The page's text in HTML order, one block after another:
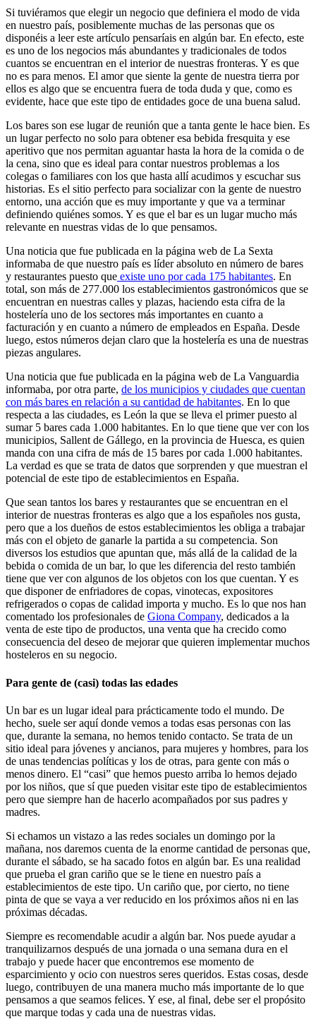
Si tuviéramos que elegir un negocio que definiera el modo de vida
en nuestro país, posiblemente muchas de las personas que os
disponéis a leer este artículo pensaríais en algún bar. En efecto, este
es uno de los negocios más abundantes y tradicionales de todos
cuantos se encuentran en el interior de nuestras fronteras. Y es que
no es para menos. El amor que siente la gente de nuestra tierra por
ellos es algo que se encuentra fuera de toda duda y que, como es
evidente, hace que este tipo de entidades goce de una buena salud.
Los bares son ese lugar de reunión que a tanta gente le hace bien. Es
un lugar perfecto no solo para obtener esa bebida fresquita y ese
aperitivo que nos permitan aguantar hasta la hora de la comida o de
la cena, sino que es ideal para contar nuestros problemas a los
colegas o familiares con los que hasta allí acudimos y escuchar sus
historias. Es el sitio perfecto para socializar con la gente de nuestro
entorno, una acción que es muy importante y que va a terminar
definiendo quiénes somos. Y es que el bar es un lugar mucho más
relevante en nuestras vidas de lo que pensamos.
Una noticia que fue publicada en la página web de La Sexta
informaba de que nuestro país es líder absoluto en número de bares
y restaurantes puesto que existe uno por cada 175 habitantes. En
total, son más de 277.000 los establecimientos gastronómicos que se
encuentran en nuestras calles y plazas, haciendo esta cifra de la
hostelería uno de los sectores más importantes en cuanto a
facturación y en cuanto a número de empleados en España. Desde
luego, estos números dejan claro que la hostelería es una de nuestras
piezas angulares.
Una noticia que fue publicada en la página web de La Vanguardia
informaba, por otra parte, de los municipios y ciudades que cuentan
con más bares en relación a su cantidad de habitantes. En lo que
respecta a las ciudades, es León la que se lleva el primer puesto al
sumar 5 bares cada 1.000 habitantes. En lo que tiene que ver con los
municipios, Sallent de Gállego, en la provincia de Huesca, es quien
manda con una cifra de más de 15 bares por cada 1.000 habitantes.
La verdad es que se trata de datos que sorprenden y que muestran el
potencial de este tipo de establecimientos en España.
Que sean tantos los bares y restaurantes que se encuentran en el
interior de nuestras fronteras es algo que a los españoles nos gusta,
pero que a los dueños de estos establecimientos les obliga a trabajar
más con el objeto de ganarle la partida a su competencia. Son
diversos los estudios que apuntan que, más allá de la calidad de la
bebida o comida de un bar, lo que les diferencia del resto también
tiene que ver con algunos de los objetos con los que cuentan. Y es
que disponer de enfriadores de copas, vinotecas, expositores
refrigerados o copas de calidad importa y mucho. Es lo que nos han
comentado los profesionales de Giona Company, dedicados a la
venta de este tipo de productos, una venta que ha crecido como
consecuencia del deseo de mejorar que quieren implementar muchos
hosteleros en su negocio.
Para gente de (casi) todas las edades
Un bar es un lugar ideal para prácticamente todo el mundo. De
hecho, suele ser aquí donde vemos a todas esas personas con las
que, durante la semana, no hemos tenido contacto. Se trata de un
sitio ideal para jóvenes y ancianos, para mujeres y hombres, para los
de unas tendencias políticas y los de otras, para gente con más o
menos dinero. El “casi” que hemos puesto arriba lo hemos dejado
por los niños, que sí que pueden visitar este tipo de establecimientos
pero que siempre han de hacerlo acompañados por sus padres y
madres.
Si echamos un vistazo a las redes sociales un domingo por la
mañana, nos daremos cuenta de la enorme cantidad de personas que,
durante el sábado, se ha sacado fotos en algún bar. Es una realidad
que prueba el gran cariño que se le tiene en nuestro país a
establecimientos de este tipo. Un cariño que, por cierto, no tiene
pinta de que se vaya a ver reducido en los próximos años ni en las
próximas décadas.
Siempre es recomendable acudir a algún bar. Nos puede ayudar a
tranquilizarnos después de una jornada o una semana dura en el
trabajo y puede hacer que encontremos ese momento de
esparcimiento y ocio con nuestros seres queridos. Estas cosas, desde
luego, contribuyen de una manera mucho más importante de lo que
pensamos a que seamos felices. Y ese, al final, debe ser el propósito
que marque todas y cada una de nuestras vidas.